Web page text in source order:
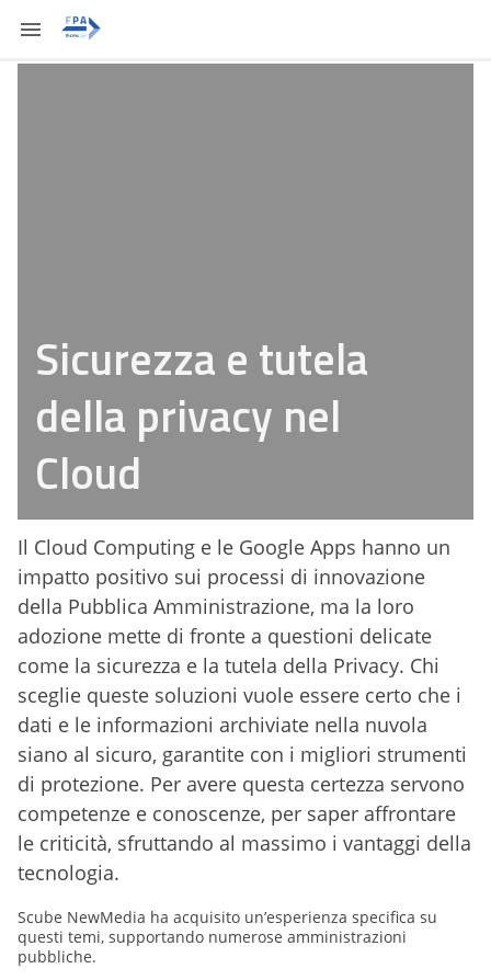
Sicurezza e tutela
della privacy nel
Cloud
Il Cloud Computing e le Google Apps hanno un
impatto positivo sui processi di innovazione
della Pubblica Amministrazione, ma la loro
adozione mette di fronte a questioni delicate
come la sicurezza e la tutela della Privacy. Chi
sceglie queste soluzioni vuole essere certo che i
dati e le informazioni archiviate nella nuvola
siano al sicuro, garantite con i migliori strumenti
di protezione. Per avere questa certezza servono
competenze e conoscenze, per saper affrontare
le criticità, sfruttando al massimo i vantaggi della
tecnologia.
Scube NewMedia ha acquisito un’esperienza specifica su
questi temi, supportando numerose amministrazioni
pubbliche.